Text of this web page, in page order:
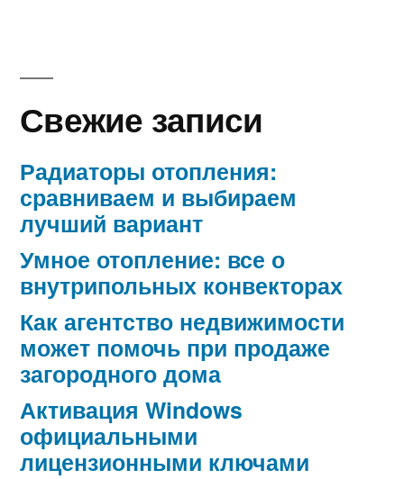
Свежие записи
Радиаторы отопления:
сравниваем и выбираем
лучший вариант
Умное отопление: все о
внутрипольных конвекторах
Как агентство недвижимости
может помочь при продаже
загородного дома
Активация Windows
официальными
лицензионными ключами